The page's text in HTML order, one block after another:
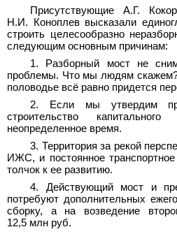
Присутствующие А.Г.
Н.И. Коноплев высказали
строить целесообразно
следующим основным причинам:
1. Разборный мост не
проблемы. Что мы людям
половодье всё равно придется
2. Если мы утвердим
строительство
неопределенное время.
3. Территория за рекой
ИЖС, и постоянное
толчок к ее развитию.
4. Действующий мост и
потребуют дополнительных
сборку, а на возведение
12,5 млн руб.